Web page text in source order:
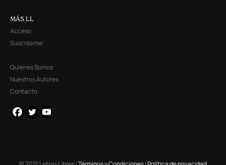
MÁS LL
Acceso
Suscribirme
Quienes Somos
Nuestros Autores
Contacto